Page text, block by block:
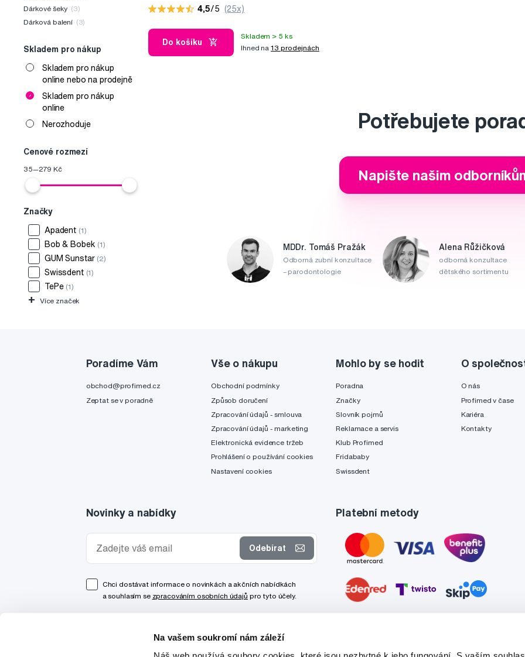
Na vašem soukromí nám záleží
Dárkové šeky (3)
Dárková balení (3)
Skladem pro nákup
Skladem pro nákup
online nebo na prodejně
Skladem pro nákup
online
Nerozhoduje
Cenové rozmezí
35—279 Kč
Značky
Apadent (1)
Bob & Bobek (1)
GUM Sunstar (2)
Swissdent (1)
TePe (1)
+ Více značek
4,5/5 (25x)
Do košíku
Skladem > 5 ks
Ihned na13 prodejnách
Potřebujete
Napište našim
MDDr. Tomáš Pražák
Odborná zubní konzultace
– parodontologie
Alena Růžičková
odborná konzultace
dětského sortimentu
Poradíme Vám
obchod@profimed.cz
Zeptat se v poradně
Vše o nákupu
Obchodní podmínky
Způsob doručení
Zpracování údajů - smlouva
Zpracování údajů - marketing
Elektronická evidence tržeb
Prohlášení o používání cookies
Nastavení cookies
Mohlo by se hodit
Poradna
Značky
Slovník pojmů
Reklamace a servis
Klub Profimed
Fridababy
Swissdent
O
O nás
Profimed v čase
Kariéra
Kontakty
Novinky a nabídky
Odebírat
Chci dostávat informace o novinkách a akčních nabídkách
a souhlasím se zpracováním osobních údajů pro tyto účely.
Platební metody